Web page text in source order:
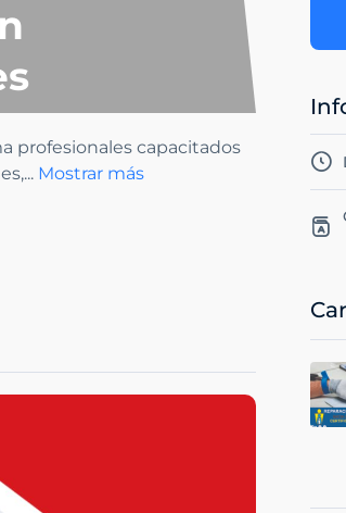
profesionales capacitados
... Mostrar más